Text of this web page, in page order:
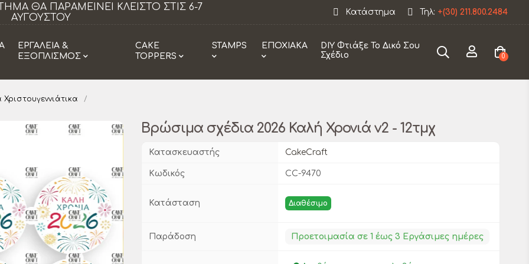
κλειστό τα Σάββατα από 18/07 εως
29/08.
Η εταιρεία θα παραμείνει κλειστεί από 12/08 εως 30/
Κατάστημα Τηλ: +(30) 211.800.2484
ΕΡΓΑΛΕΙΑ &
ΕΞΟΠΛΙΣΜΟΣ
CAKE
TOPPERS
STAMPS ΕΠΟΧΙΑΚΑ
DIY Φτιάξε Το Δικό Σου
Σχέδιο
0
Βρώσιμα σχέδια 2026 Καλή Χρονιά v2 - 12τμχ
Κατασκευαστής CakeCraft
Κωδικός CC-9470
Κατάσταση Διαθέσιμο
Παράδοση Προετοιμασία σε 1 έως 3 Εργάσιμες ημέρες